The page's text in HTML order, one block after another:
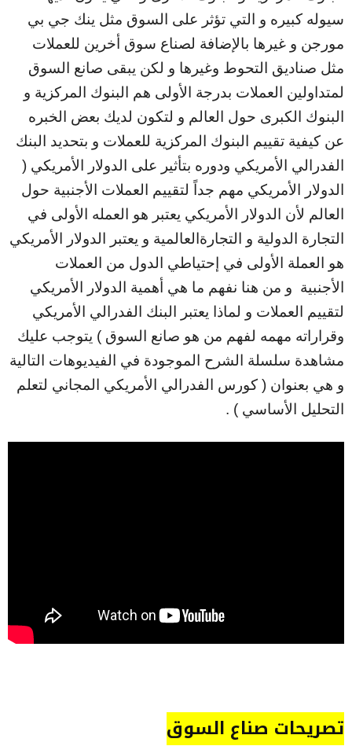
سيوله كبيره و التي تؤثر على السوق مثل ينك جي بي
مورجن و غيرها بالإضافة لصناع سوق أخرين للعملات
مثل صناديق التحوط وغيرها و لكن يبقى صانع السوق
لمتداولين العملات بدرجة الأولى هم البنوك المركزية و
البنوك الكبرى حول العالم و لتكون لديك بعض الخبره
عن كيفية تقييم البنوك المركزية للعملات و بتحديد البنك
الفدرالي الأمريكي ودوره بتأثير على الدولار الأمريكي (
الدولار الأمريكي مهم جداً لتقييم العملات الأجنبية حول
العالم لأن الدولار الأمريكي يعتبر هو العمله الأولى في
التجارة الدولية و التجارةالعالمية و يعتبر الدولار الأمريكي
هو العملة الأولى في إحتياطي الدول من العملات
الأجنبية و من هنا نفهم ما هي أهمية الدولار الأمريكي
لتقييم العملات و لماذا يعتبر البنك الفدرالي الأمريكي
وقراراته مهمه لفهم من هو صانع السوق ) يتوجب عليك
مشاهدة سلسلة الشرح الموجودة في الفيديوهات التالية
و هي بعنوان ( كورس الفدرالي الأمريكي المجاني لتعلم
التحليل الأساسي ) .
تصريحات صناع السوق